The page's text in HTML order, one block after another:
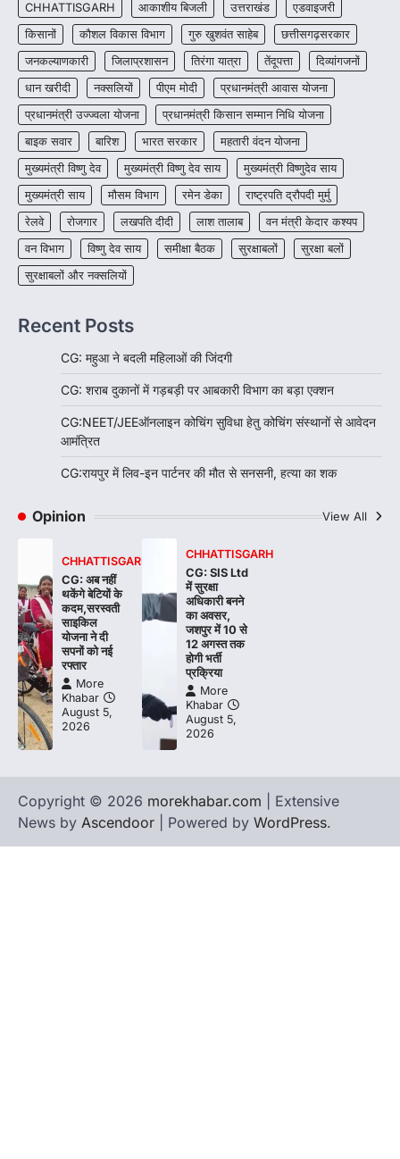
3
More Khabar August 6, 2026
रायपुर। शैक्षणिक सत्र 2026-27 में सरगुजा जिले के
शासकीय विद्यालयों में कक्षा 11वीं विज्ञान संकाय…
4
CHHATTISGARH
CG:रायपुर में लिव-इन पार्टनर की मौत से
सनसनी, हत्या का शक
More Khabar August 6, 2026
रायपुर। राजधानी रायपुर से एक सनसनीखेज मामला
सामने आया है। मुजगहन थाना क्षेत्र के बोरियाकला…
CHHATTISGARH आकाशीय बिजली उत्तराखंड
एडवाइजरी
किसानों
कौशल विकास विभाग गुरु खुशवंत साहेब
छत्तीसगढ़सरकार
जनकल्याणकारी
जिलाप्रशासन तिरंगा यात्रा तेंदूपत्ता
दिव्यांगजनों
धान खरीदी
नक्सलियों पीएम मोदी
प्रधानमंत्री आवास योजना
प्रधानमंत्री उज्ज्वला योजना
प्रधानमंत्री किसान सम्मान निधि योजना
बाइक सवार
बारिश भारत सरकार
महतारी वंदन योजना
मुख्यमंत्री विष्णु देव
मुख्यमंत्री विष्णु देव साय
मुख्यमंत्री विष्णुदेव साय
मुख्यमंत्री साय
मौसम विभाग रमेन डेका
राष्ट्रपति द्रौपदी मुर्मु
रेलवे
रोजगार लखपति दीदी लाश तालाब
वन मंत्री केदार कश्यप
वन विभाग
विष्णु देव साय समीक्षा बैठक सुरक्षाबलों
सुरक्षा बलों
सुरक्षाबलों और नक्सलियों
Recent Posts
CG: महुआ ने बदली महिलाओं की जिंदगी
CG: शराब दुकानों में गड़बड़ी पर आबकारी विभाग का बड़ा एक्शन
CG:NEET/JEEऑनलाइन कोचिंग सुविधा हेतु कोचिंग संस्थानों से आवेदन
आमंत्रित
CG:रायपुर में लिव-इन पार्टनर की मौत से सनसनी, हत्या का शक
Opinion View All
CHHATTISGARH
CG: अब नहीं
थकेंगे बेटियों के
कदम,सरस्वती
साइकिल
योजना ने दी
सपनों को नई
रफ्तार
More
Khabar
August 5,
2026
CHHATTISGARH
CG: SIS Ltd
में सुरक्षा
अधिकारी बनने
का अवसर,
जशपुर में 10 से
12 अगस्त तक
होगी भर्ती
प्रक्रिया
More
Khabar
August 5,
2026
Copyright © 2026 morekhabar.com | Extensive
News by Ascendoor | Powered by WordPress.